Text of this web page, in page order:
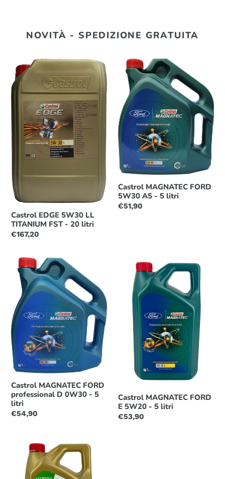
NOVITÀ - SPEDIZIONE GRATUITA
Castrol
EDGE
5W30
LL
TITANIUM
FST
20
litri
Castrol EDGE 5W30 LL
TITANIUM FST - 20 litri
Prezzo
listino
€167,20
Castrol
MAGNATEC
FORD
5W30
A5
-
5
litri
Castrol MAGNATEC FORD
5W30 A5 - 5 litri
Prezzo
€51,90
Castrol
MAGNATEC
FORD
professional
D
0W30
-
5
litri
Castrol MAGNATEC FORD
professional D 0W30 - 5
litri
Prezzo
€54,90
Castrol
MAGNATEC
FORD
5W20
Castrol MAGNATEC FORD
E 5W20 - 5 litri
Prezzo
€53,90
Castrol
EDGE
0W30